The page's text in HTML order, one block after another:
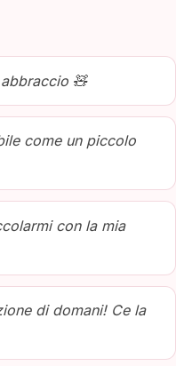
🧸
come un piccolo
con la mia
di domani! Ce la